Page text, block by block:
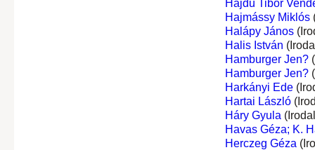
Hajdu Tibor
Hajmássy Miklós
Halápy János
Halis István
Hamburger Jen?
Hamburger Jen?
Harkányi Ede
Hartai László
Háry Gyula
Havas Géza; K.
Herczeg Géza